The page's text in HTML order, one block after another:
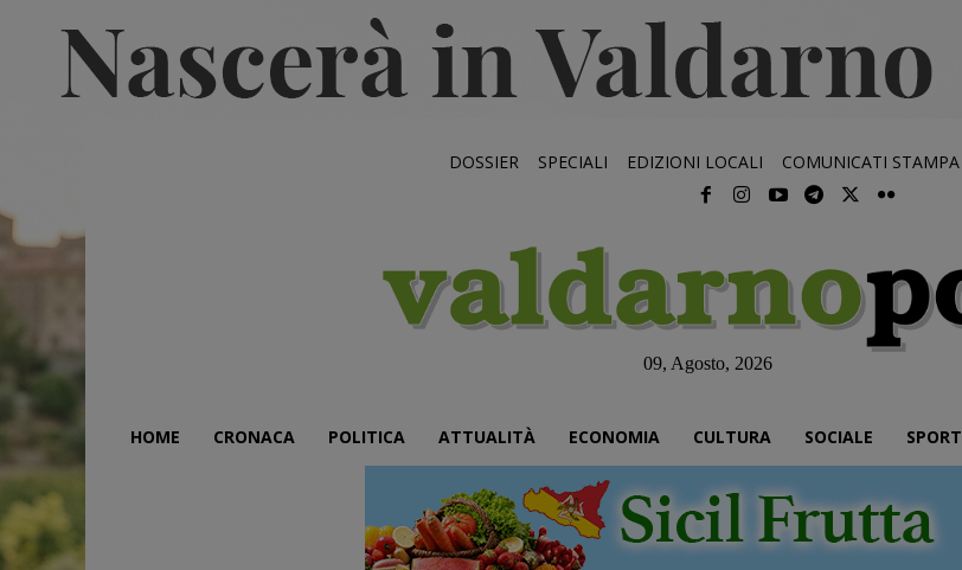
DOSSIER SPECIALI EDIZIONI LOCALI COMUNICATI STAMPA
09, Agosto, 2026
HOME CRONACA POLITICA ATTUALITÀ ECONOMIA CULTURA SOCIALE SPORT